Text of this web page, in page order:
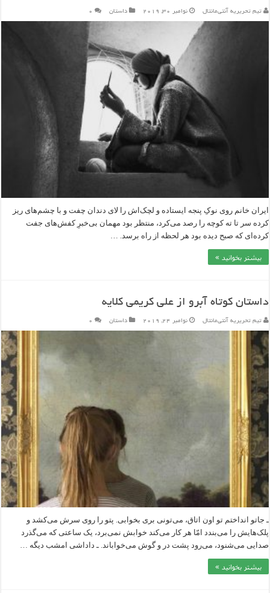
تیم تحریریه آنتی‌مانتال نوامبر 30, 2019 داستان ۰
ایران ‌خانم روی نوکِ پنجه‌ ایستاده و لچک‌اش را لای دندان‌ چفت و با چشم‌های ریز
کرده سر تا ته کوچه را رصد می‌کرد، منتظر بود مهمان بی‌خبرِ کفش‌های جفت
کرده‌ای که صبح دیده بود هر لحظه از راه برسد. …
بیشتر بخوانید »
داستان کوتاه آبرو از علی کریمی کلایه
تیم تحریریه آنتی‌مانتال نوامبر 24, 2019 داستان ۰
ـ جاتو انداختم تو اون اتاق، می‌تونی بری بخوابی. پتو را روی سرش می‌کشد و
پلک‌هایش را می‌بندد امّا هر کار می‌کند خوابش نمی‌برد، یک ساعتی که می‌گذرد
صدایی می‌شنود، می‌رود پشت در و گوش می‌خواباند. ـ داداشی امشب دیگه …
بیشتر بخوانید »